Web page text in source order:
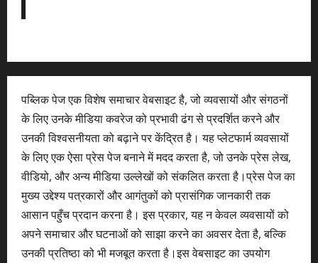
पब्लिक पेज एक विशेष समाचार वेबसाइट है, जो व्यवसायों और संगठनों
के लिए उनके मीडिया कवरेज को प्रभावी ढंग से प्रदर्शित करने और
उनकी विश्वसनीयता को बढ़ाने पर केंद्रित है। यह प्लेटफार्म व्यवसायों
के लिए एक ऐसा प्रेस पेज बनाने में मदद करता है, जो उनके प्रेस लेख,
वीडियो, और अन्य मीडिया उल्लेखों को संकलित करता है।प्रेस पेज का
मुख्य उद्देश्य पत्रकारों और आगंतुकों को प्रासंगिक जानकारी तक
आसान पहुँच प्रदान करना है। इस प्रकार, यह न केवल व्यवसायों को
अपने समाचार और घटनाओं को साझा करने का अवसर देता है, बल्कि
उनकी प्रतिष्ठा को भी मजबूत करता है।इस वेबसाइट का उपयोग